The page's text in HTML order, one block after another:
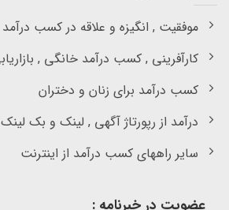
موفقیت , انگیزه و علاقه در کسب درآمد
کارآفرینی , کسب درآمد خانگی ,
کسب درآمد برای زنان و دختران
درآمد از رپورتاژ آگهی , لینک و بک لینک
سایر راههای کسب درآمد از اینترنت